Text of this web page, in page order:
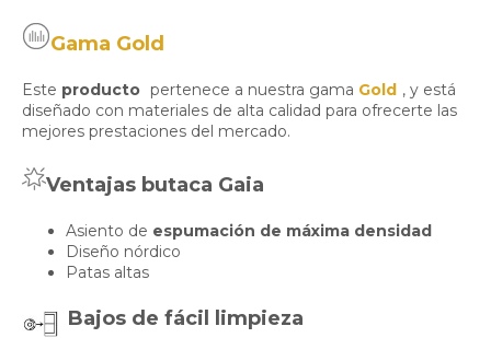
Gama Gold
Este producto pertenece a nuestra gama Gold , y está
diseñado con materiales de alta calidad para ofrecerte las
mejores prestaciones del mercado.
Ventajas butaca Gaia
Asiento de espumación de máxima densidad
Diseño nórdico
Patas altas
Bajos de fácil limpieza